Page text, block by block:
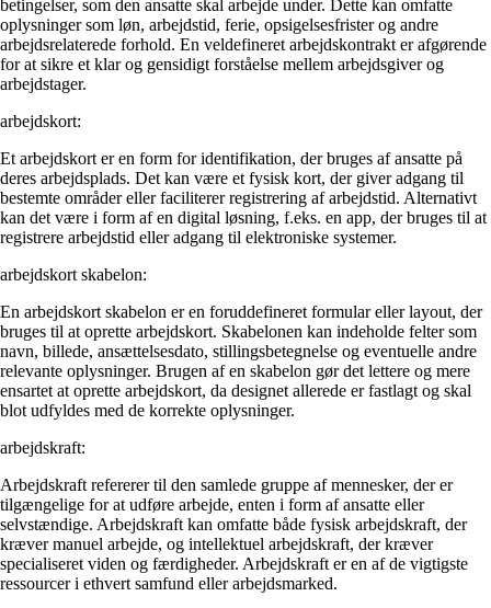
betingelser, som den ansatte skal arbejde under. Dette kan omfatte
oplysninger som løn, arbejdstid, ferie, opsigelsesfrister og andre
arbejdsrelaterede forhold. En veldefineret arbejdskontrakt er afgørende
for at sikre et klar og gensidigt forståelse mellem arbejdsgiver og
arbejdstager.
arbejdskort:
Et arbejdskort er en form for identifikation, der bruges af ansatte på
deres arbejdsplads. Det kan være et fysisk kort, der giver adgang til
bestemte områder eller faciliterer registrering af arbejdstid. Alternativt
kan det være i form af en digital løsning, f.eks. en app, der bruges til at
registrere arbejdstid eller adgang til elektroniske systemer.
arbejdskort skabelon:
En arbejdskort skabelon er en foruddefineret formular eller layout, der
bruges til at oprette arbejdskort. Skabelonen kan indeholde felter som
navn, billede, ansættelsesdato, stillingsbetegnelse og eventuelle andre
relevante oplysninger. Brugen af en skabelon gør det lettere og mere
ensartet at oprette arbejdskort, da designet allerede er fastlagt og skal
blot udfyldes med de korrekte oplysninger.
arbejdskraft:
Arbejdskraft refererer til den samlede gruppe af mennesker, der er
tilgængelige for at udføre arbejde, enten i form af ansatte eller
selvstændige. Arbejdskraft kan omfatte både fysisk arbejdskraft, der
kræver manuel arbejde, og intellektuel arbejdskraft, der kræver
specialiseret viden og færdigheder. Arbejdskraft er en af de vigtigste
ressourcer i ethvert samfund eller arbejdsmarked.